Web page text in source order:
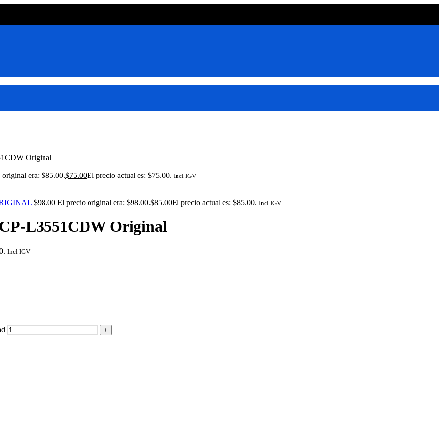
Original
original era: $85.00.$75.00El precio actual es: $75.00. Incl IGV
$98.00 El precio original era: $98.00.$85.00El precio actual es: $85.00. Incl IGV
L3551CDW Original
Incl IGV